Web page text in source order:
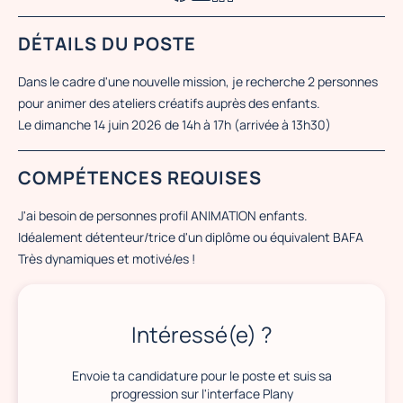
DÉTAILS DU POSTE
Dans le cadre d'une nouvelle mission, je recherche 2 personnes
pour animer des ateliers créatifs auprès des enfants.
Le dimanche 14 juin 2026 de 14h à 17h (arrivée à 13h30)
COMPÉTENCES REQUISES
J'ai besoin de personnes profil ANIMATION enfants.
Idéalement détenteur/trice d'un diplôme ou équivalent BAFA
Très dynamiques et motivé/es !
Intéressé(e) ?
Envoie ta candidature pour le poste et suis sa
progression sur l'interface Plany